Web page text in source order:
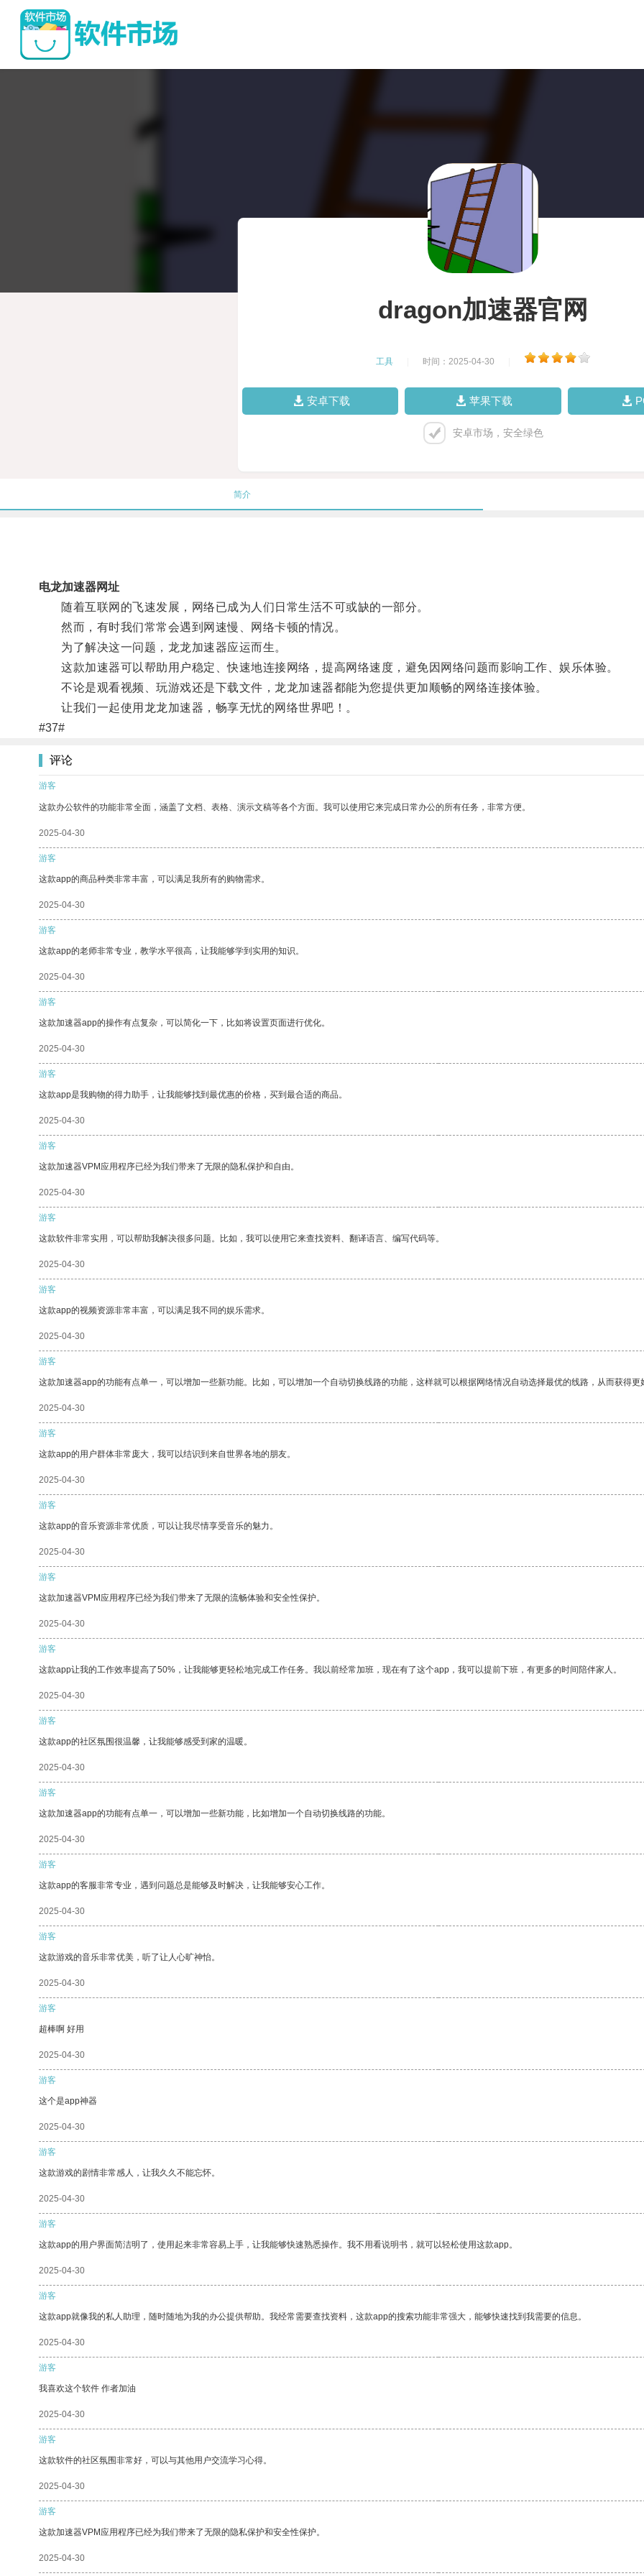
dragon加速器官网
工具 时间：2025-04-30
安卓下载 苹果下载
安卓市场，安全绿色
简介
电龙加速器网址
随着互联网的飞速发展，网络已成为人们日常生活不可或缺的一部分。
然而，有时我们常常会遇到网速慢、网络卡顿的情况。
为了解决这一问题，龙龙加速器应运而生。
这款加速器可以帮助用户稳定、快速地连接网络，提高网络速度，避免因网络问题而影响工作、娱乐体验。
不论是观看视频、玩游戏还是下载文件，龙龙加速器都能为您提供更加顺畅的网络连接体验。
让我们一起使用龙龙加速器，畅享无忧的网络世界吧！。
#37#
评论
游客
这款办公软件的功能非常全面，涵盖了文档、表格、演示文稿等各个方面。我可以使用它来完成日常办公的所有任务，非常方便。
2025-04-30
游客
这款app的商品种类非常丰富，可以满足我所有的购物需求。
2025-04-30
游客
这款app的老师非常专业，教学水平很高，让我能够学到实用的知识。
2025-04-30
游客
这款加速器app的操作有点复杂，可以简化一下，比如将设置页面进行优化。
2025-04-30
游客
这款app是我购物的得力助手，让我能够找到最优惠的价格，买到最合适的商品。
2025-04-30
游客
这款加速器VPM应用程序已经为我们带来了无限的隐私保护和自由。
2025-04-30
游客
这款软件非常实用，可以帮助我解决很多问题。比如，我可以使用它来查找资料、翻译语言、编写代码等。
2025-04-30
游客
这款app的视频资源非常丰富，可以满足我不同的娱乐需求。
2025-04-30
游客
这款加速器app的功能有点单一，可以增加一些新功能。比如，可以增加一个自动切换线路的功能，这样就可以根据网络情况自动选择最优的线路，从而获得更
2025-04-30
游客
这款app的用户群体非常庞大，我可以结识到来自世界各地的朋友。
2025-04-30
游客
这款app的音乐资源非常优质，可以让我尽情享受音乐的魅力。
2025-04-30
游客
这款加速器VPM应用程序已经为我们带来了无限的流畅体验和安全性保护。
2025-04-30
游客
这款app让我的工作效率提高了50%，让我能够更轻松地完成工作任务。我以前经常加班，现在有了这个app，我可以提前下班，有更多的时间陪伴家人。
2025-04-30
游客
这款app的社区氛围很温馨，让我能够感受到家的温暖。
2025-04-30
游客
这款加速器app的功能有点单一，可以增加一些新功能，比如增加一个自动切换线路的功能。
2025-04-30
游客
这款app的客服非常专业，遇到问题总是能够及时解决，让我能够安心工作。
2025-04-30
游客
这款游戏的音乐非常优美，听了让人心旷神怡。
2025-04-30
游客
超棒啊 好用
2025-04-30
游客
这个是app神器
2025-04-30
游客
这款游戏的剧情非常感人，让我久久不能忘怀。
2025-04-30
游客
这款app的用户界面简洁明了，使用起来非常容易上手，让我能够快速熟悉操作。我不用看说明书，就可以轻松使用这款app。
2025-04-30
游客
这款app就像我的私人助理，随时随地为我的办公提供帮助。我经常需要查找资料，这款app的搜索功能非常强大，能够快速找到我需要的信息。
2025-04-30
游客
我喜欢这个软件 作者加油
2025-04-30
游客
这款软件的社区氛围非常好，可以与其他用户交流学习心得。
2025-04-30
游客
这款加速器VPM应用程序已经为我们带来了无限的隐私保护和安全性保护。
2025-04-30